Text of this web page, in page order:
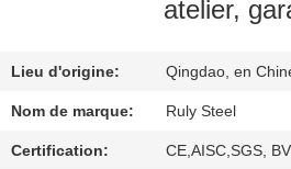
VISITE
D'USINE
atelier,
Lieu d'origine: Qingdao, en
Nom de marque: Ruly Steel
Certification: CE,AISC,SGS,